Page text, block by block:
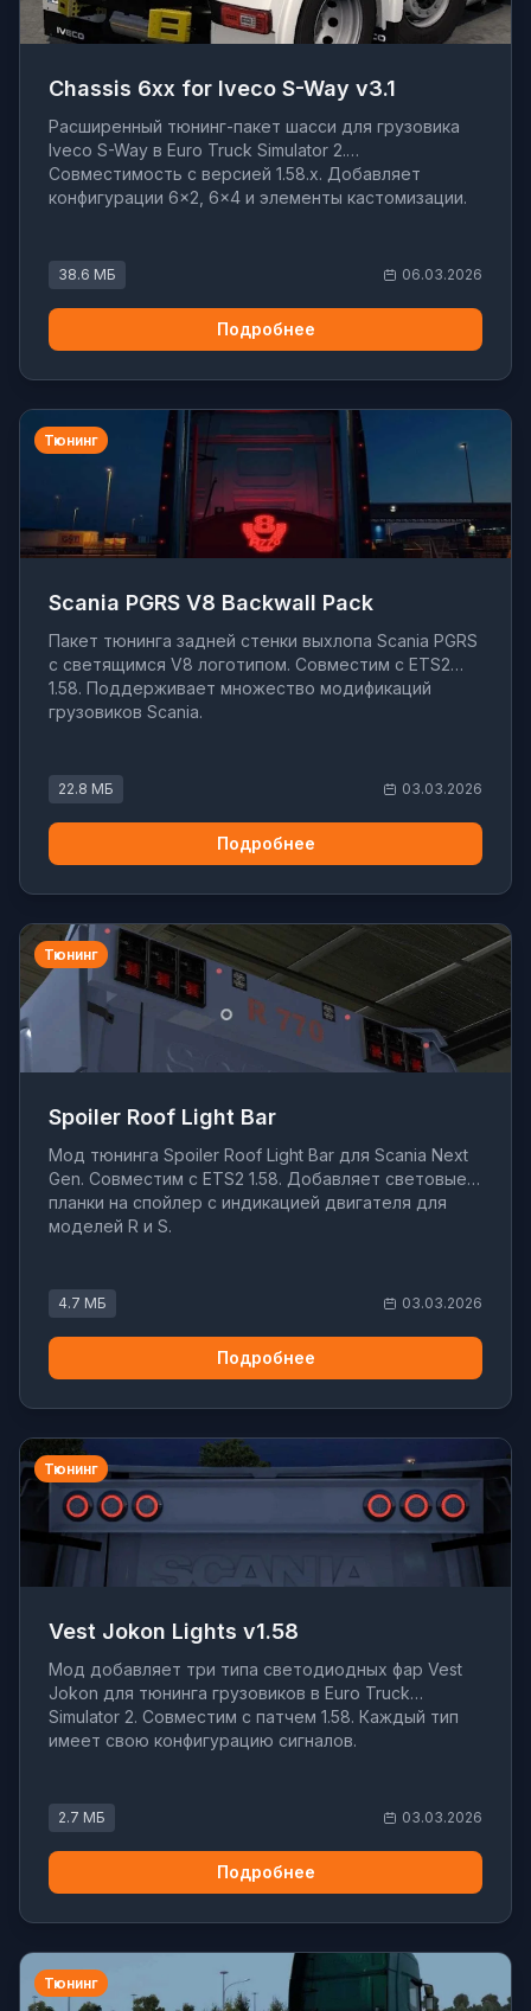
Chassis 6xx for Iveco S-Way v3.1
Расширенный тюнинг-пакет шасси для грузовика
Iveco S-Way в Euro Truck Simulator 2.
Совместимость с версией 1.58.x. Добавляет
конфигурации 6×2, 6×4 и элементы кастомизации.
38.6 МБ 06.03.2026
Подробнее
Тюнинг
Scania PGRS V8 Backwall Pack
Пакет тюнинга задней стенки выхлопа Scania PGRS
с светящимся V8 логотипом. Совместим с ETS2
1.58. Поддерживает множество модификаций
грузовиков Scania.
22.8 МБ 03.03.2026
Подробнее
Тюнинг
Spoiler Roof Light Bar
Мод тюнинга Spoiler Roof Light Bar для Scania Next
Gen. Совместим с ETS2 1.58. Добавляет световые
планки на спойлер с индикацией двигателя для
моделей R и S.
4.7 МБ 03.03.2026
Подробнее
Тюнинг
Vest Jokon Lights v1.58
Мод добавляет три типа светодиодных фар Vest
Jokon для тюнинга грузовиков в Euro Truck
Simulator 2. Совместим с патчем 1.58. Каждый тип
имеет свою конфигурацию сигналов.
2.7 МБ 03.03.2026
Подробнее
Тюнинг